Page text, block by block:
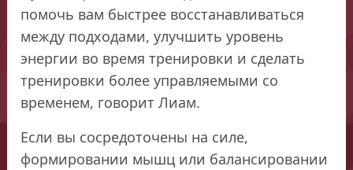
помочь вам быстрее восстанавливаться
между подходами, улучшить уровень
энергии во время тренировки и сделать
тренировки более управляемыми со
временем, говорит Лиам.
Если вы сосредоточены на силе,
формировании мышц или балансировании